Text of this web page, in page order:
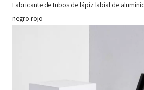
Fabricante de tubos de lápiz labial de
negro rojo